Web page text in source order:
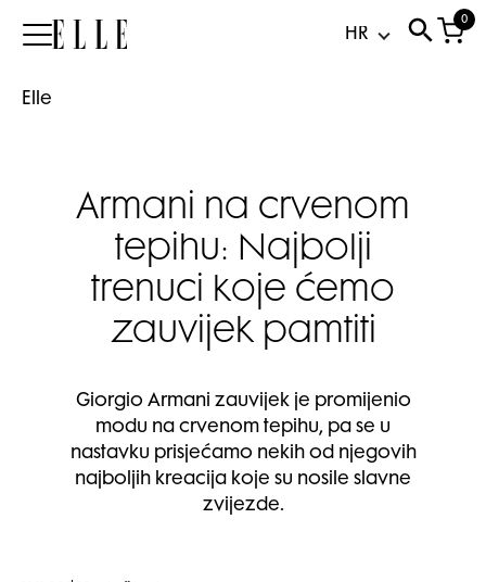
Elle
0
Elle
Armani na crvenom
tepihu: Najbolji
trenuci koje ćemo
zauvijek pamtiti
Giorgio Armani zauvijek je promijenio
modu na crvenom tepihu, pa se u
nastavku prisjećamo nekih od njegovih
najboljih kreacija koje su nosile slavne
zvijezde.